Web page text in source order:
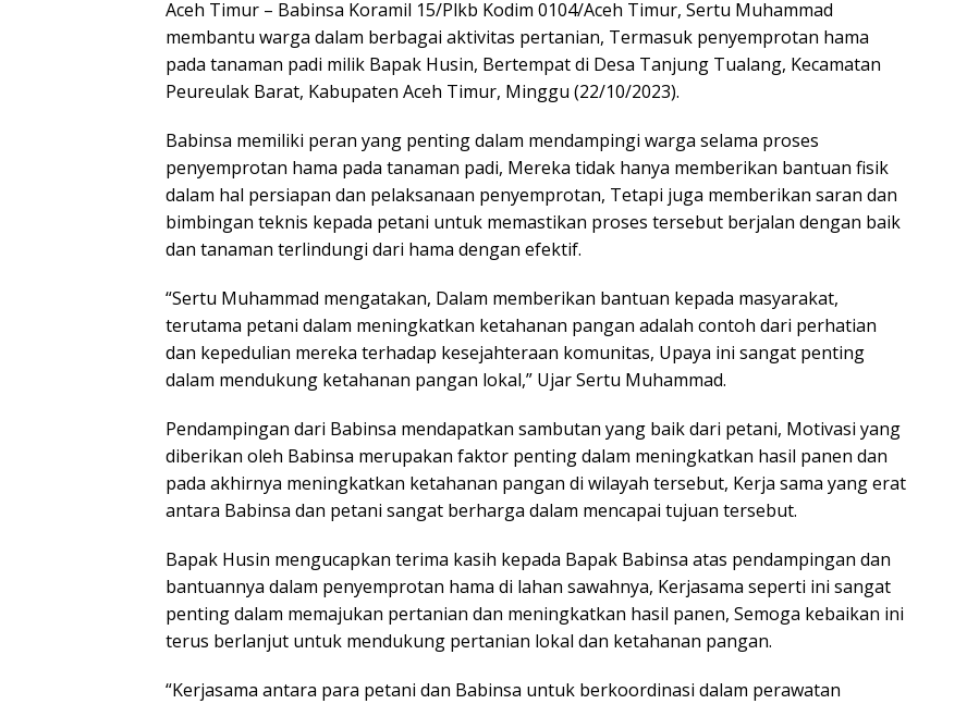
Aceh Timur – Babinsa Koramil 15/Plkb Kodim 0104/Aceh Timur, Sertu Muhammad
membantu warga dalam berbagai aktivitas pertanian, Termasuk penyemprotan hama
pada tanaman padi milik Bapak Husin, Bertempat di Desa Tanjung Tualang, Kecamatan
Peureulak Barat, Kabupaten Aceh Timur, Minggu (22/10/2023).
Babinsa memiliki peran yang penting dalam mendampingi warga selama proses
penyemprotan hama pada tanaman padi, Mereka tidak hanya memberikan bantuan fisik
dalam hal persiapan dan pelaksanaan penyemprotan, Tetapi juga memberikan saran dan
bimbingan teknis kepada petani untuk memastikan proses tersebut berjalan dengan baik
dan tanaman terlindungi dari hama dengan efektif.
“Sertu Muhammad mengatakan, Dalam memberikan bantuan kepada masyarakat,
terutama petani dalam meningkatkan ketahanan pangan adalah contoh dari perhatian
dan kepedulian mereka terhadap kesejahteraan komunitas, Upaya ini sangat penting
dalam mendukung ketahanan pangan lokal,” Ujar Sertu Muhammad.
Pendampingan dari Babinsa mendapatkan sambutan yang baik dari petani, Motivasi yang
diberikan oleh Babinsa merupakan faktor penting dalam meningkatkan hasil panen dan
pada akhirnya meningkatkan ketahanan pangan di wilayah tersebut, Kerja sama yang erat
antara Babinsa dan petani sangat berharga dalam mencapai tujuan tersebut.
Bapak Husin mengucapkan terima kasih kepada Bapak Babinsa atas pendampingan dan
bantuannya dalam penyemprotan hama di lahan sawahnya, Kerjasama seperti ini sangat
penting dalam memajukan pertanian dan meningkatkan hasil panen, Semoga kebaikan ini
terus berlanjut untuk mendukung pertanian lokal dan ketahanan pangan.
“Kerjasama antara para petani dan Babinsa untuk berkoordinasi dalam perawatan